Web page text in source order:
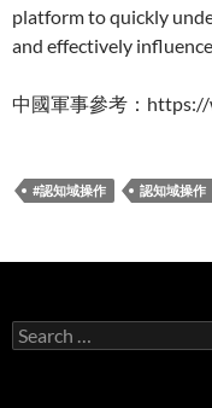
platform to quickly
and effectively
中國軍事參考：
#認知域操作 認知域操作
Search
for: